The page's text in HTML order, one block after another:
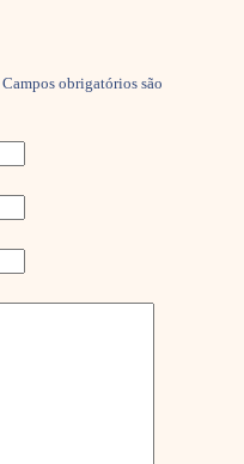
Campos obrigatórios são